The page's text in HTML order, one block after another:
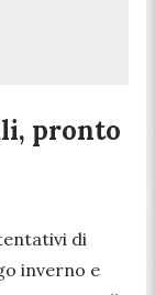
pronto
di
inverno e